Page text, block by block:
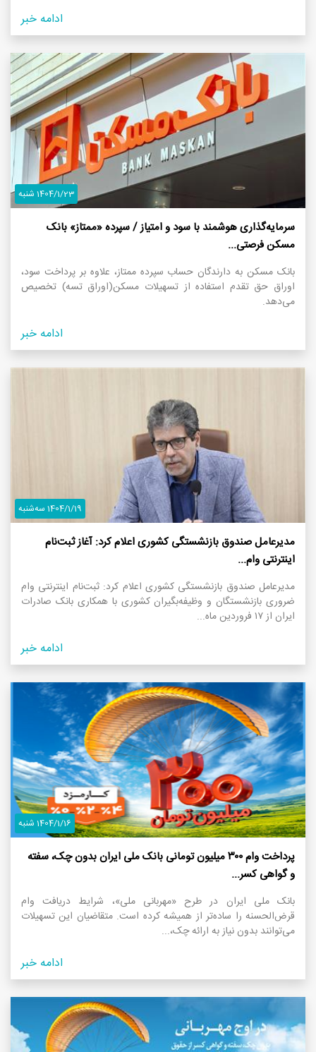
ادامه خبر
1404/1/23 شنبه
سرمایه‌گذاری هوشمند با سود و امتیاز / سپرده «ممتاز» بانک
مسکن فرصتی...
بانک مسکن به دارندگان حساب سپرده ممتاز، علاوه بر پرداخت سود،
اوراق حق تقدم استفاده از تسهیلات مسکن(اوراق تسه) تخصیص
می‌دهد.
ادامه خبر
1404/1/19 سه‌شنبه
مدیرعامل صندوق بازنشستگی کشوری اعلام کرد: آغاز ثبت‌نام
اینترنتی وام...
مدیرعامل صندوق بازنشستگی کشوری اعلام کرد: ثبت‌نام اینترنتی وام
ضروری بازنشستگان و وظیفه‌بگیران کشوری با همکاری بانک صادرات
ایران از ۱۷ فروردین ماه...
ادامه خبر
1404/1/16 شنبه
پرداخت وام ۳۰۰ میلیون تومانی بانک ملی ایران بدون چک، سفته
و گواهی کسر...
بانک ملی ایران در طرح «مهربانی ملی»، شرایط دریافت وام
قرض‌الحسنه را ساده‌تر از همیشه کرده است. متقاضیان این تسهیلات
می‌توانند بدون نیاز به ارائه چک،...
ادامه خبر